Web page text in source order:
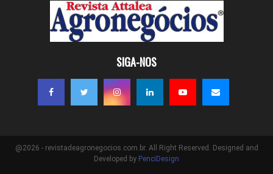
SIGA-NOS
@2026 - revistadeagronegocios.com.br. All Right Reserved. Designed and
Developed by PenciDesign